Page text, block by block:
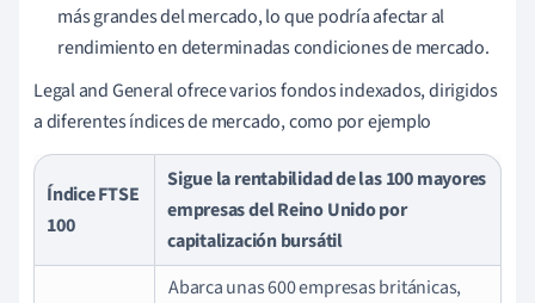
más grandes del mercado, lo que podría afectar al
rendimiento en determinadas condiciones de mercado.
Legal and General ofrece varios fondos indexados, dirigidos
a diferentes índices de mercado, como por ejemplo
Índice FTSE
100
Sigue la rentabilidad de las 100 mayores
empresas del Reino Unido por
capitalización bursátil
Abarca unas 600 empresas británicas,